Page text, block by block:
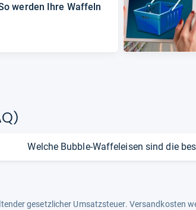
wer­den Ihre Waf­feln
Welche Bubble-Waffeleisen sind die
gesetzlicher Umsatzsteuer. Versandkosten